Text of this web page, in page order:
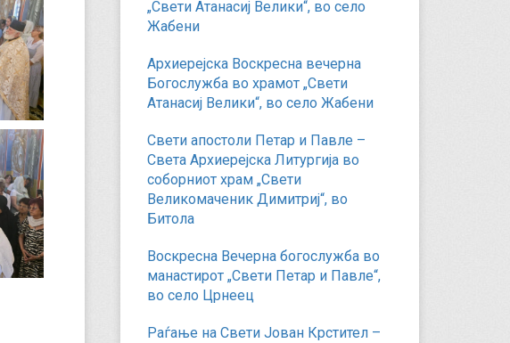
„Свети Атанасиј Велики“, во село
Жабени
Архиерејска Воскресна вечерна
Богослужба во храмот „Свети
Атанасиј Велики“, во село Жабени
Свети апостоли Петар и Павле –
Света Архиерејска Литургија во
соборниот храм „Свети
Великомаченик Димитриј“, во
Битола
Воскресна Вечерна богослужба во
манастирот „Свети Петар и Павле“,
во село Црнеец
Раѓање на Свети Јован Крстител –